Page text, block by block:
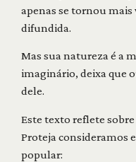
apenas se tornou mais
difundida.
Mas sua natureza é a
imaginário, deixa que
dele.
Este texto reflete
Proteja consideramos
popular: